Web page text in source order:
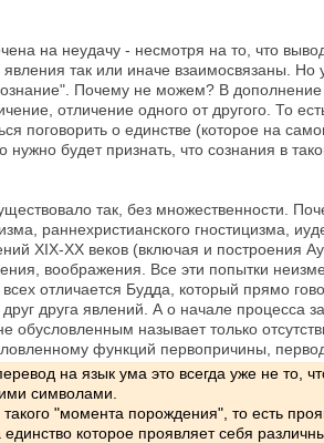
на неудачу - несмотря на то, что
так или иначе взаимосвязаны.
Почему не можем? В
отличение одного от другого. То
поговорить о единстве (которое на
будет признать, что сознания в
так, без множественности.
раннехристианского гностицизма,
XIX-XX веков (включая и построения
воображения. Все эти попытки
отличается Будда, который прямо
друга явлений. А о начале процесса
обусловленным называет только
функций первопричины,
на язык ума это всегда уже не то,
символами.
"момента порождения", то есть
которое проявляет себя